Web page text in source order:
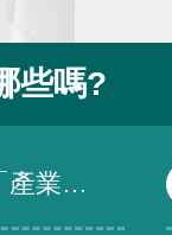
些嗎?
訓練課程